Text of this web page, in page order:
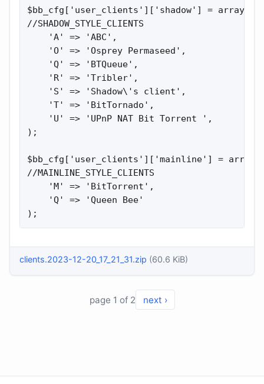
$bb_cfg['user_clients']['shadow'] =
//SHADOW_STYLE_CLIENTS
    'A' => 'ABC',
    'O' => 'Osprey Permaseed',
    'Q' => 'BTQueue',
    'R' => 'Tribler',
    'S' => 'Shadow\'s client',
    'T' => 'BitTornado',
    'U' => 'UPnP NAT Bit Torrent ',
);
$bb_cfg['user_clients']['mainline'] =
//MAINLINE_STYLE_CLIENTS
    'M' => 'BitTorrent',
    'Q' => 'Queen Bee'
);
clients.2023-12-20_17_21_31.zip (60.6 KiB)
page 1 of 2 next ›